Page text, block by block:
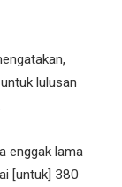
lulusan
enggak lama
[untuk] 380